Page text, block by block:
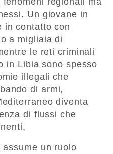
. Un giovane in
in contatto con
a migliaia di
le reti criminali
in Libia sono spesso
illegali che
di armi,
diventa
di flussi che
assume un ruolo